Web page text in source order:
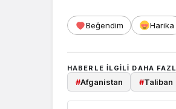
Beğendim Harika
HABERLE ILGILI DAHA
#Afganistan #Taliban